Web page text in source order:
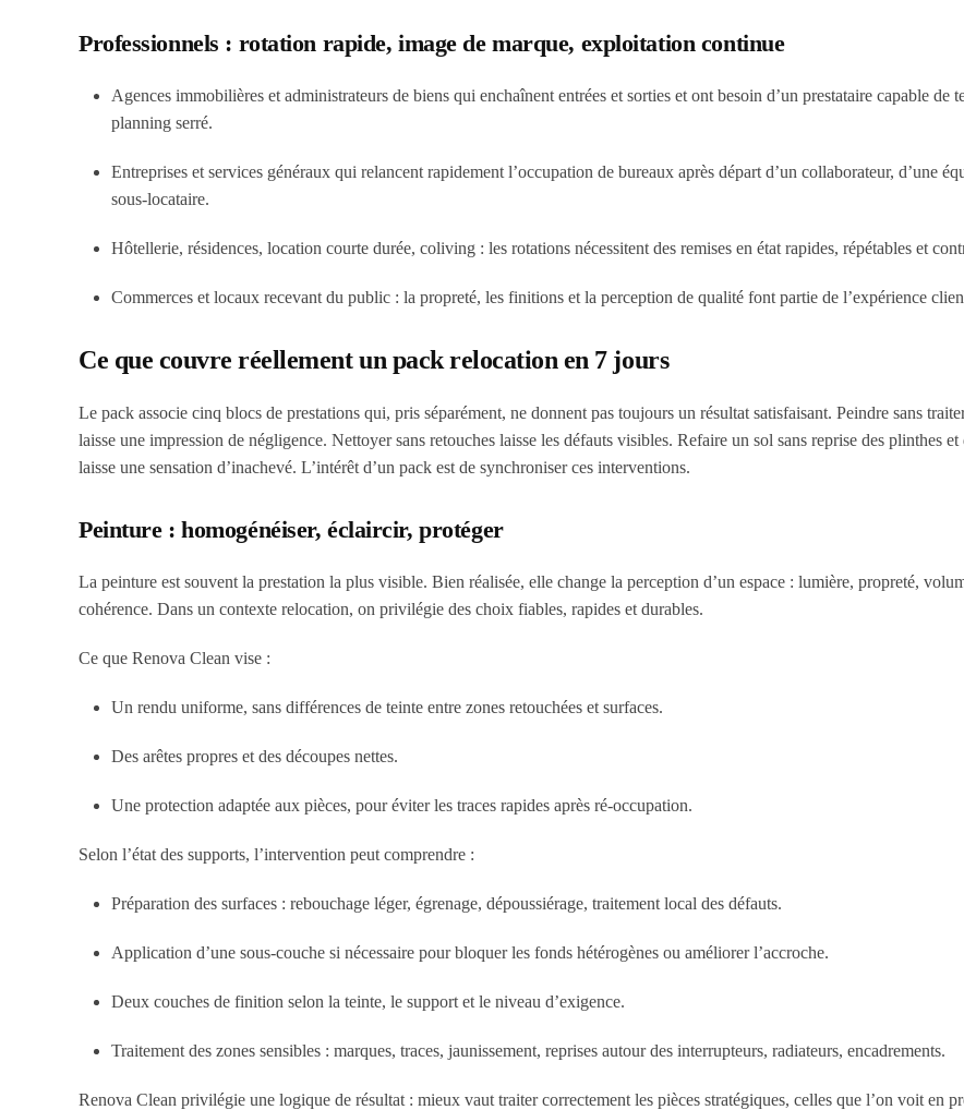
Professionnels : rotation rapide, image de marque, exploitation continue
Agences immobilières et administrateurs de biens qui enchaînent entrées et sorties et ont besoin d’un prestataire capable de
planning serré.
Entreprises et services généraux qui relancent rapidement l’occupation de bureaux après départ d’un collaborateur, d’une
sous-locataire.
Hôtellerie, résidences, location courte durée, coliving : les rotations nécessitent des remises en état rapides, répétables et
Commerces et locaux recevant du public : la propreté, les finitions et la perception de qualité font partie de l’expérience
Ce que couvre réellement un pack relocation en 7 jours
Le pack associe cinq blocs de prestations qui, pris séparément, ne donnent pas toujours un résultat satisfaisant. Peindre sans
laisse une impression de négligence. Nettoyer sans retouches laisse les défauts visibles. Refaire un sol sans reprise des plinthes et
laisse une sensation d’inachevé. L’intérêt d’un pack est de synchroniser ces interventions.
Peinture : homogénéiser, éclaircir, protéger
La peinture est souvent la prestation la plus visible. Bien réalisée, elle change la perception d’un espace : lumière, propreté,
cohérence. Dans un contexte relocation, on privilégie des choix fiables, rapides et durables.
Ce que Renova Clean vise :
Un rendu uniforme, sans différences de teinte entre zones retouchées et surfaces.
Des arêtes propres et des découpes nettes.
Une protection adaptée aux pièces, pour éviter les traces rapides après ré-occupation.
Selon l’état des supports, l’intervention peut comprendre :
Préparation des surfaces : rebouchage léger, égrenage, dépoussiérage, traitement local des défauts.
Application d’une sous-couche si nécessaire pour bloquer les fonds hétérogènes ou améliorer l’accroche.
Deux couches de finition selon la teinte, le support et le niveau d’exigence.
Traitement des zones sensibles : marques, traces, jaunissement, reprises autour des interrupteurs, radiateurs, encadrements.
Renova Clean privilégie une logique de résultat : mieux vaut traiter correctement les pièces stratégiques, celles que l’on voit en